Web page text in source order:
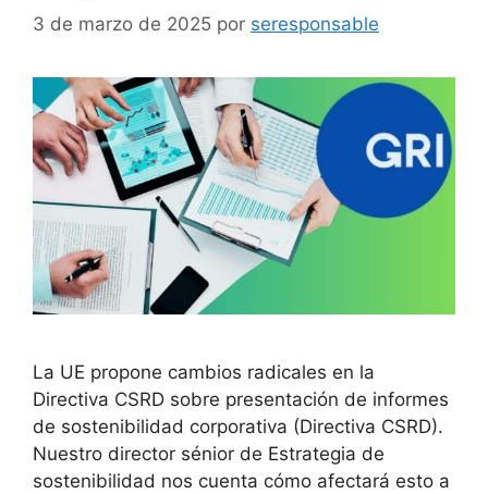
3 de marzo de 2025 por seresponsable
La UE propone cambios radicales en la
Directiva CSRD sobre presentación de informes
de sostenibilidad corporativa (Directiva CSRD).
Nuestro director sénior de Estrategia de
sostenibilidad nos cuenta cómo afectará esto a